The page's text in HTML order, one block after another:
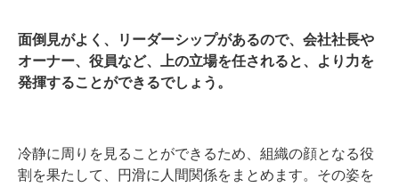
面倒見がよく、リーダーシップがあるので、会社社長や
オーナー、役員など、上の立場を任されると、より力を
発揮することができるでしょう。
冷静に周りを見ることができるため、組織の顔となる役
割を果たして、円滑に人間関係をまとめます。その姿を